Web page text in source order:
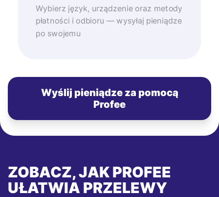
Wybierz język, urządzenie oraz metody
płatności i odbioru — wysyłaj pieniądze
po swojemu
Wyślij pieniądze za pomocą
Profee
ZOBACZ, JAK PROFEE
UŁATWIA PRZELEWY